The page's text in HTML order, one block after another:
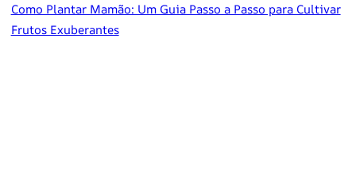
Como Plantar Mamão: Um Guia Passo a Passo para Cultivar
Frutos Exuberantes